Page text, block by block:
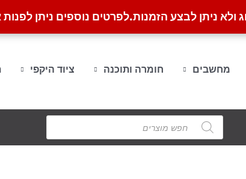
ניתן לבצע הזמנות.לפרטים נוספים ניתן לפנות
מחשבים
חומרה ותוכנה ציוד היקפי
Products
search